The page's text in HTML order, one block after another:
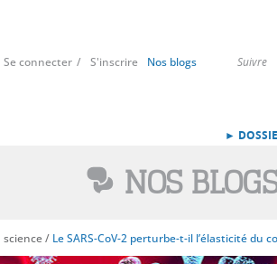
Suivre
Se connecter S'inscrire Nos blogs
►
NOS
science/ Le SARS-CoV-2 perturbe-t-il l’élasticité du